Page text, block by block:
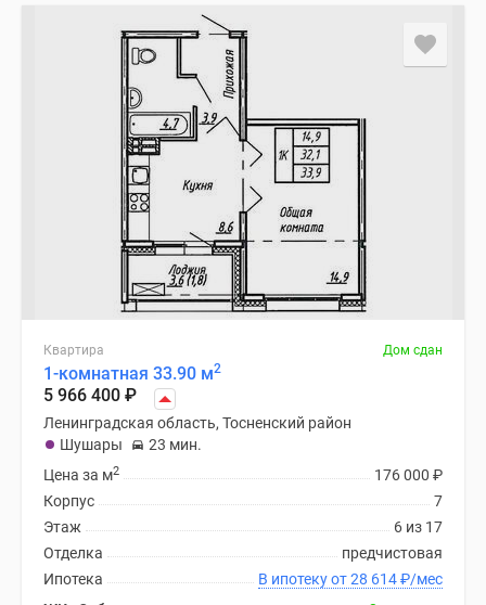
Квартира Дом сдан
1-комнатная 33.90 м2
5 966 400 ₽
Ленинградская область, Тосненский район
Шушары
23 мин.
176 000 ₽
Цена за м2
7
Корпус
6 из 17
Этаж
предчистовая
Отделка
В ипотеку от 28 614₽/мес
Ипотека